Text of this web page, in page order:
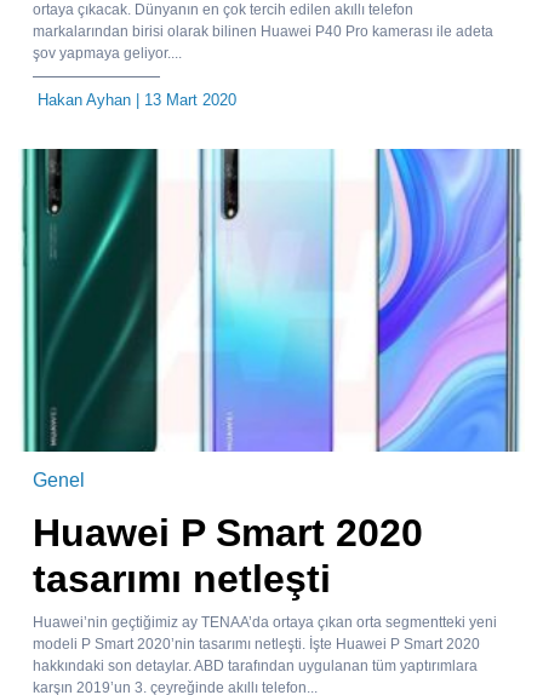
ortaya çıkacak. Dünyanın en çok tercih edilen akıllı telefon
markalarından birisi olarak bilinen Huawei P40 Pro kamerası ile adeta
şov yapmaya geliyor....
Hakan Ayhan | 13 Mart 2020
Genel
Huawei P Smart 2020
tasarımı netleşti
Huawei’nin geçtiğimiz ay TENAA’da ortaya çıkan orta segmentteki yeni
modeli P Smart 2020’nin tasarımı netleşti. İşte Huawei P Smart 2020
hakkındaki son detaylar. ABD tarafından uygulanan tüm yaptırımlara
karşın 2019’un 3. çeyreğinde akıllı telefon...